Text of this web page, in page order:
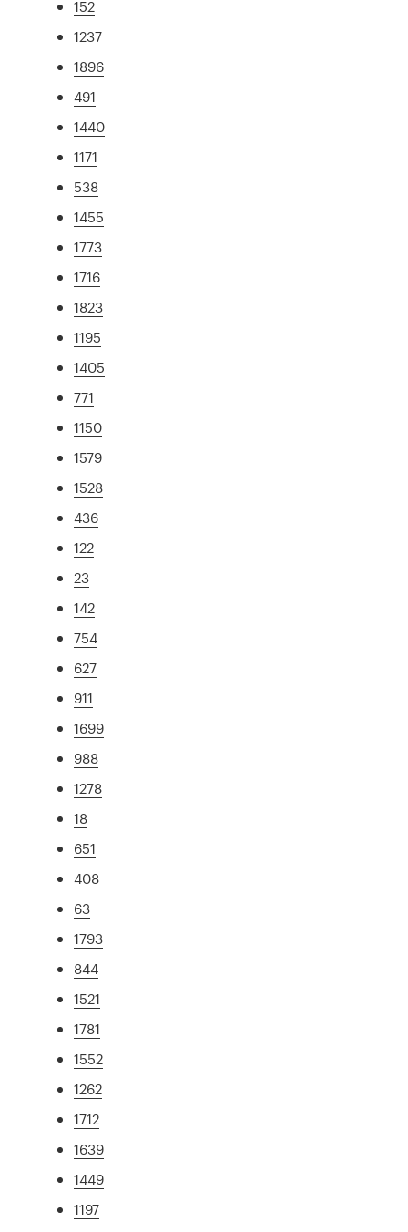
152
1237
1896
491
1440
1171
538
1455
1773
1716
1823
1195
1405
771
1150
1579
1528
436
122
23
142
754
627
911
1699
988
1278
18
651
408
63
1793
844
1521
1781
1552
1262
1712
1639
1449
1197